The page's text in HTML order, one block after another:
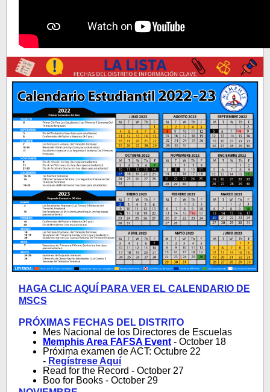
HAGA CLIC AQUÍ PARA VER EL CALENDARIO DE
MSCS
PRÓXIMAS FECHAS DEL DISTRITO
Mes Nacional de los Directores de Escuelas
Memphis Area FAFSA Event - October 18
Próxima examen de ACT: Octubre 22
- Regístrese Aquí
Read for the Record - October 27
Boo for Books - October 29